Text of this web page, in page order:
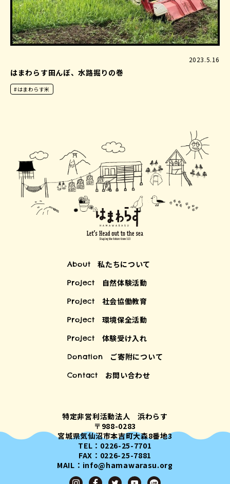
2023.5.16
はまわらす田んぼ、水路掘りの巻
#はまわらす米
About 私たちについて
Project 自然体験活動
Project 社会協働教育
Project 環境保全活動
Project 体験受け入れ
Donation ご寄附について
Contact お問い合わせ
特定非営利活動法人 浜わらす
〒988-0283
宮城県気仙沼市本吉町大森8番地3
TEL：0226-25-7701
FAX：0226-25-7881
MAIL：info@hamawarasu.org